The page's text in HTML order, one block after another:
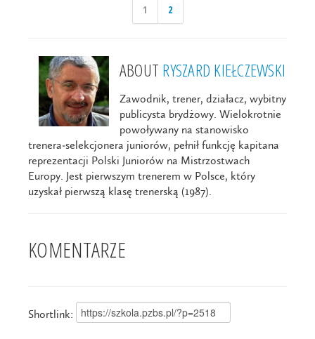
1 2
ABOUT RYSZARD KIEŁCZEWSKI
Zawodnik, trener, działacz, wybitny
publicysta brydżowy. Wielokrotnie
powoływany na stanowisko
trenera-selekcjonera juniorów, pełnił funkcję kapitana
reprezentacji Polski Juniorów na Mistrzostwach
Europy. Jest pierwszym trenerem w Polsce, który
uzyskał pierwszą klasę trenerską (1987).
KOMENTARZE
Shortlink: